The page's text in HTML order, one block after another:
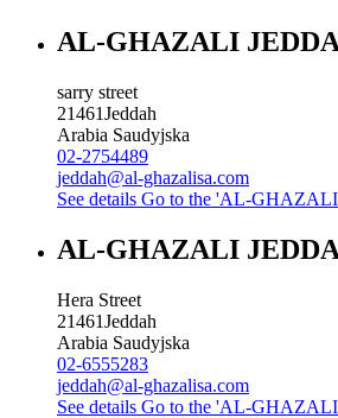
AL-GHAZALI
sarry street
21461Jeddah
Arabia Saudyjska
02-2754489
jeddah@al-ghazalisa.com
See details Go to the 'AL-
AL-GHAZALI
Hera Street
21461Jeddah
Arabia Saudyjska
02-6555283
jeddah@al-ghazalisa.com
See details Go to the 'AL-